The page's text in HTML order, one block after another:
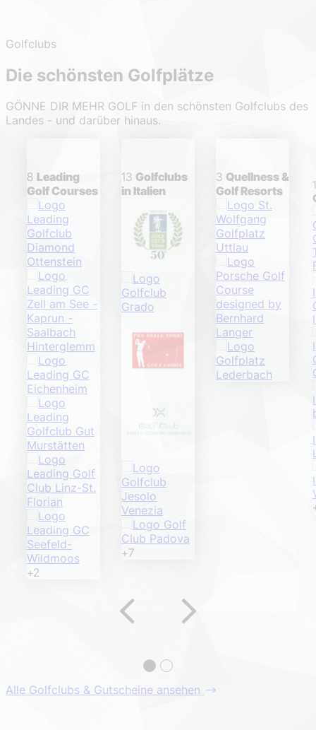
Golfclubs
Die schönsten Golfplätze
GÖNNE DIR MEHR GOLF in den schönsten Golfclubs des
Landes - und darüber hinaus.
8 Leading
Golf Courses
+2
13 Golfclubs
in Italien
+7
3 Quellness &
Golf Resorts
Alle Golfclubs & Gutscheine ansehen